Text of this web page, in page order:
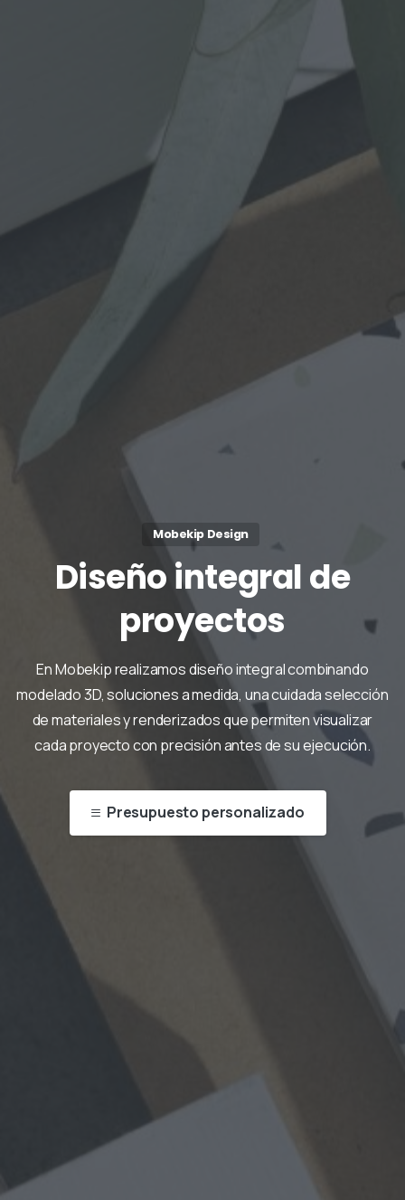
Mobekip Design
Diseñointegralde
proyectos
En Mobekip realizamos diseño integral combinando
modelado 3D, soluciones a medida, una cuidada selección
de materiales y renderizados que permiten visualizar
cada proyecto con precisión antes de su ejecución.
Presupuesto personalizado